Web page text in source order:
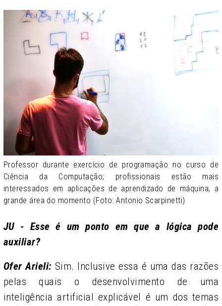
Professor durante exercício de programação no curso de
Ciência da Computação; profissionais estão mais
interessados em aplicações de aprendizado de máquina, a
grande área do momento (Foto: Antonio Scarpinetti)
JU - Esse é um ponto em que a lógica pode
auxiliar?
Ofer Arieli: Sim. Inclusive essa é uma das razões
pelas quais o desenvolvimento de uma
inteligência artificial explicável é um dos temas